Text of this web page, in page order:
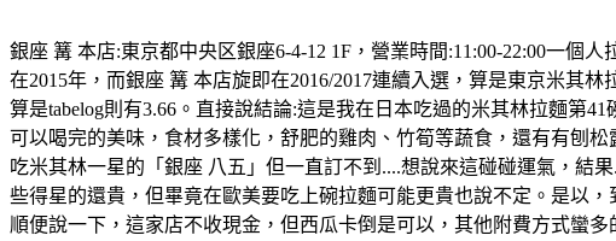
銀座 篝 本店:東京都中央区銀座6-4-12 1F，營業時間:11:00-22:00一個
在2015年，而銀座 篝 本店旋即在2016/2017連續入選，算是東京米其
算是tabelog則有3.66。直接說結論:這是我在日本吃過的米其林拉麵第
可以喝完的美味，食材多樣化，舒肥的雞肉、竹筍等蔬食，還有有刨
吃米其林一星的「銀座 八五」但一直訂不到....想說來這碰碰運氣，結
些得星的還貴，但畢竟在歐美要吃上碗拉麵可能更貴也說不定。是以
順便說一下，這家店不收現金，但西瓜卡倒是可以，其他附費方式蠻